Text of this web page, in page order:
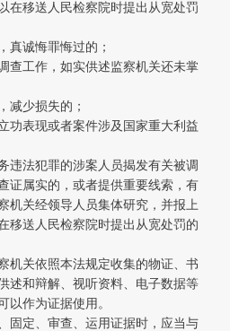
在移送人民检察院时提出从宽处罚
诚悔罪悔过的；
工作，如实供述监察机关还未掌
少损失的；
表现或者案件涉及国家重大利益
犯罪的涉案人员揭发有关被调
证属实的，或者提供重要线索，有
机关经领导人员集体研究，并报上
移送人民检察院时提出从宽处罚的
关依照本法规定收集的物证、书
述和辩解、视听资料、电子数据等
以作为证据使用。
定、审查、运用证据时，应当与